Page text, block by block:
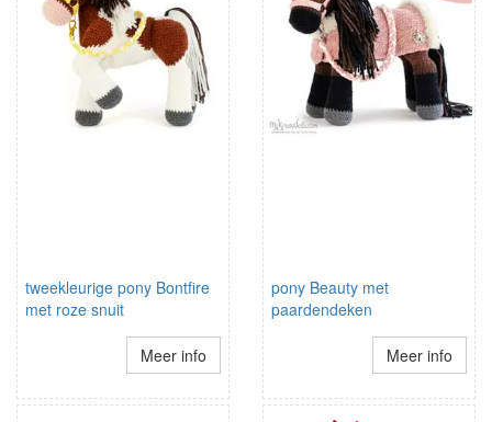
tweekleurige pony Bontfire
met roze snuit
Meer info
pony Beauty met
paardendeken
Meer info